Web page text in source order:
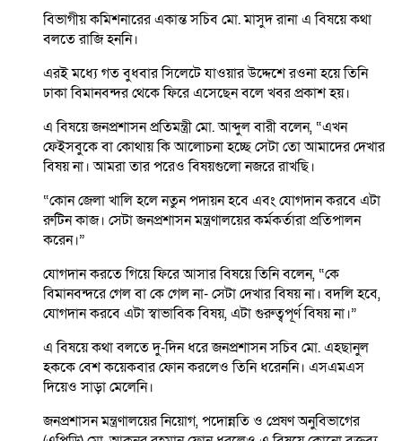
বিভাগীয় কমিশনারের একান্ত সচিব মো. মাসুদ রানা এ বিষয়ে কথা
বলতে রাজি হননি।
এরই মধ্যে গত বুধবার সিলেটে যাওয়ার উদ্দেশে রওনা হয়ে তিনি
ঢাকা বিমানবন্দর থেকে ফিরে এসেছেন বলে খবর প্রকাশ হয়।
এ বিষয়ে জনপ্রশাসন প্রতিমন্ত্রী মো. আব্দুল বারী বলেন, “এখন
ফেইসবুকে বা কোথায় কি আলোচনা হচ্ছে সেটা তো আমাদের দেখার
বিষয় না। আমরা তার পরেও বিষয়গুলো নজরে রাখছি।
“কোন জেলা খালি হলে নতুন পদায়ন হবে এবং যোগদান করবে এটা
রুটিন কাজ। সেটা জনপ্রশাসন মন্ত্রণালয়ের কর্মকর্তারা প্রতিপালন
করেন।”
যোগদান করতে গিয়ে ফিরে আসার বিষয়ে তিনি বলেন, “কে
বিমানবন্দরে গেল বা কে গেল না- সেটা দেখার বিষয় না। বদলি হবে,
যোগদান করবে এটা স্বাভাবিক বিষয়, এটা গুরুত্বপূর্ণ বিষয় না।”
এ বিষয়ে কথা বলতে দু-দিন ধরে জনপ্রশাসন সচিব মো. এহছানুল
হককে বেশ কয়েকবার ফোন করলেও তিনি ধরেননি। এসএমএস
দিয়েও সাড়া মেলেনি।
জনপ্রশাসন মন্ত্রণালয়ের নিয়োগ, পদোন্নতি ও প্রেষণ অনুবিভাগের